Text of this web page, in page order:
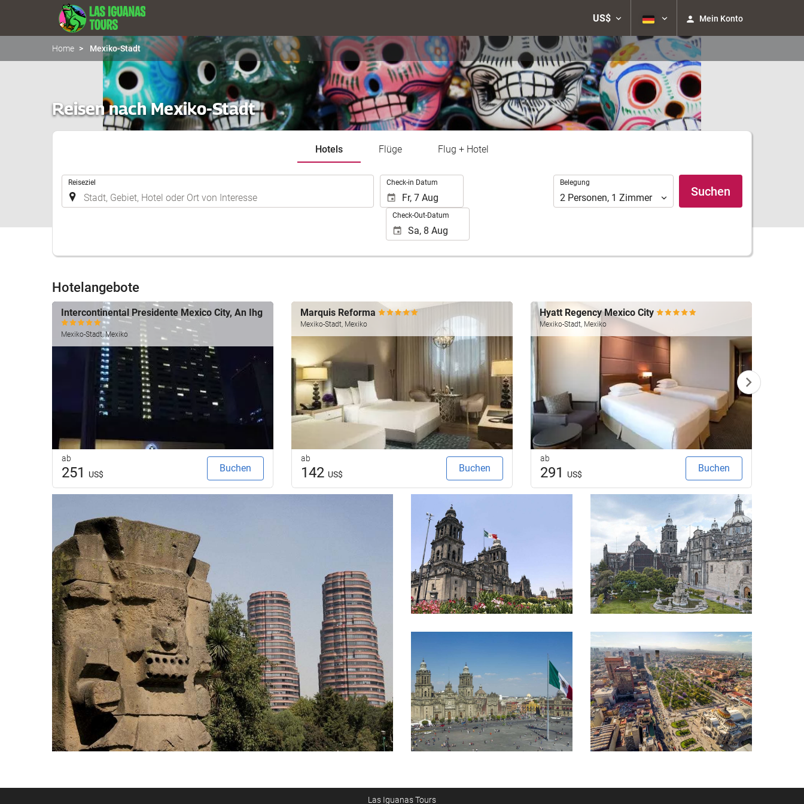
US$ Mein Konto
Home Mexiko-Stadt
Reisen nach Mexiko-Stadt
Hotels Flüge Flug + Hotel
Reiseziel Check-in Datum
Check-Out-Datum
Belegung
Belegung
2 Personen, 1 Zimmer Suchen
Hotelangebote
Intercontinental Presidente Mexico City, An Ihg
Mexiko-Stadt, Mexiko
ab
251 US$
Buchen
Marquis Reforma
Mexiko-Stadt, Mexiko
ab
142 US$
Buchen
Hyatt Regency Mexico City
Mexiko-Stadt, Mexiko
ab
291 US$
Buchen
Las Iguanas Tours